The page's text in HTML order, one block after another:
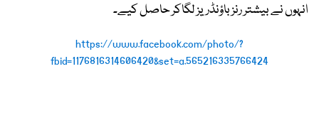
انہوں نے بیشتر رنز باؤنڈریز لگاکر حاصل کیے۔
https://www.facebook.com/photo/?
fbid=1176816314606420&set=a.565216335766424